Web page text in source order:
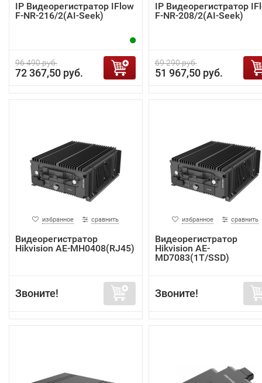
IP Видеорегистратор IFlow
F-NR-216/2(AI-Seek)
96 490 руб.
72 367,50 руб.
IP Видеорегистратор
F-NR-208/2(AI-Seek)
69 290 руб.
51 967,50 руб.
избранное сравнить
Видеорегистратор
Hikvision AE-MH0408(RJ45)
Звоните!
избранное сравнить
Видеорегистратор
Hikvision AE-
MD7083(1T/SSD)
Звоните!